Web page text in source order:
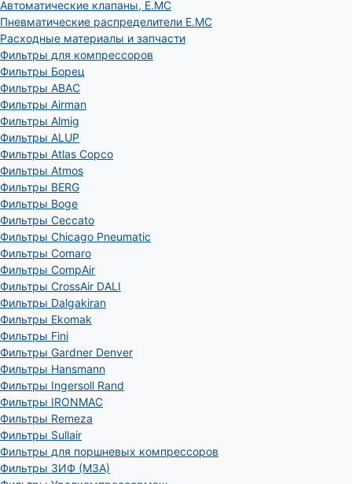
Автоматические клапаны, Е.МС
Пневматические распределители E.MC
Расходные материалы и запчасти
Фильтры для компрессоров
Фильтры Борец
Фильтры ABAC
Фильтры Airman
Фильтры Almig
Фильтры ALUP
Фильтры Atlas Copco
Фильтры Atmos
Фильтры BERG
Фильтры Boge
Фильтры Ceccato
Фильтры Chicago Pneumatic
Фильтры Comaro
Фильтры CompAir
Фильтры CrossAir DALI
Фильтры Dalgakiran
Фильтры Ekomak
Фильтры Fini
Фильтры Gardner Denver
Фильтры Hansmann
Фильтры Ingersoll Rand
Фильтры IRONMAC
Фильтры Remeza
Фильтры Sullair
Фильтры для поршневых компрессоров
Фильтры ЗИФ (МЗА)